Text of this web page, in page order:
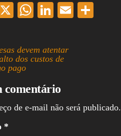
T
X
W
A
Li
In
E
devem atentar
dos custos de
pago
comentário
de e-mail não será publicado.
*